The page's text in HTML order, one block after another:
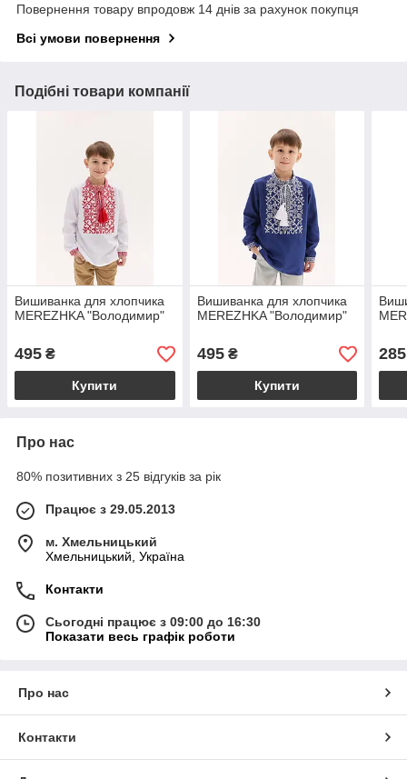
Повернення товару впродовж 14 днів за рахунок покупця
Всі умови повернення
Подібні товари компанії
Вишиванка для хлопчика
MEREZHKA "Володимир"
495 ₴
Купити
Вишиванка для хлопчика
MEREZHKA "Володимир"
495₴
Купити
285
Про нас
80% позитивних з 25 відгуків за рік
Працює з 29.05.2013
м. Хмельницький
Хмельницький, Україна
Контакти
Сьогодні працює з 09:00 до 16:30
Показати весь графік роботи
Про нас
Контакти